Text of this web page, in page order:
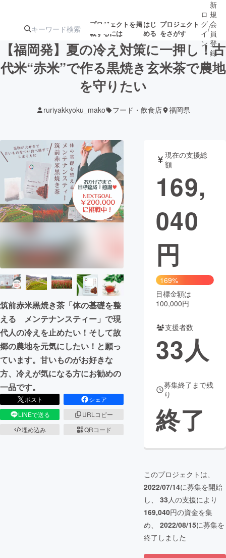
プロジェクトを掲
載するには
はじ
める
プロジェクト
をさがす
注目の新着プロ
ジェクト
募集終了が近いプ
テクノロジー・ガジェット
映像・映画 書籍・雑誌
ビジネス・起業 チャレンジ
まちづくり・地域活性化
CAMPFIRE for Social Good CAMPFIRE Creation
CAMPFIREふるさと納税machi-ya コミュニティ
ロ
グ
イ
ン
/
新
規
会
員
登
録
【福岡発】夏の冷え対策に一押し！古
代米“赤米”で作る黒焼き玄米茶で農地
を守りたい
ruriyakkyoku_mako フード・飲食店 福岡県
筑前赤米黒焼き茶「体の基礎を整
える メンテナンスティー」で現
代人の冷えを止めたい！そして故
郷の農地を元気にしたい！と願っ
ています。甘いものがお好きな
方、冷えが気になる方にお勧めの
一品です。
ポスト
シェア
LINEで送る
URLコピー
埋め込み
QRコード
現在の支援総
額
169,
040
円
169%
目標金額は
100,000円
支援者数
33人
募集終了まで残
り
終了
このプロジェクトは、
2022/07/14に募集を開始
し、 33人の支援により
169,040円の資金を集
め、 2022/08/15に募集を
終了しました